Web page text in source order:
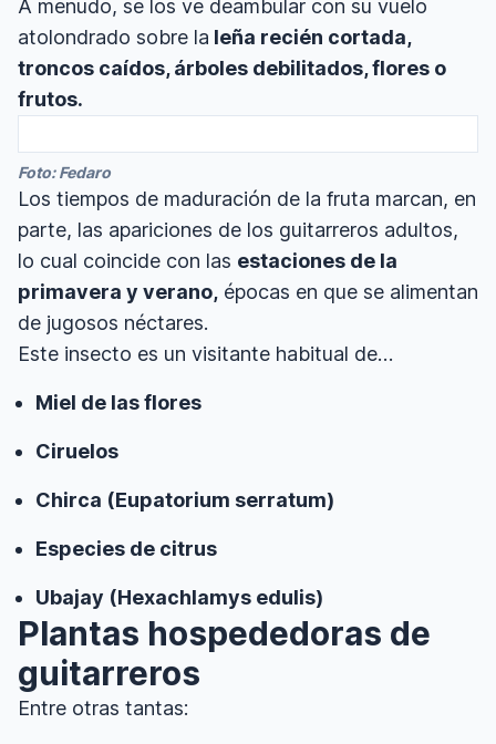
A menudo, se los ve deambular con su vuelo
atolondrado sobre la leña recién cortada,
troncos caídos, árboles debilitados, flores o
frutos.
Foto: Fedaro
Los tiempos de maduración de la fruta marcan, en
parte, las apariciones de los guitarreros adultos,
lo cual coincide con las estaciones de la
primavera y verano, épocas en que se alimentan
de jugosos néctares.
Este insecto es un visitante habitual de…
Miel de las flores
Ciruelos
Chirca (Eupatorium serratum)
Especies de citrus
Ubajay (Hexachlamys edulis)
Plantas hospededoras de
guitarreros
Entre otras tantas: